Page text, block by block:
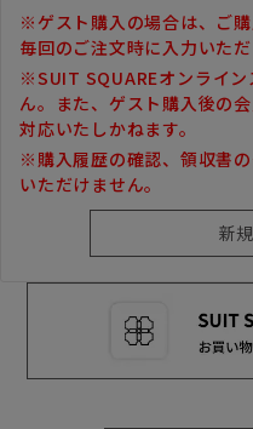
※ゲスト購入の場合は、ご購
毎回のご注文時に入力いただ
※SUIT SQUAREオンライ
ん。また、ゲスト購入後の
対応いたしかねます。
※購入履歴の確認、領収書
いただけません。